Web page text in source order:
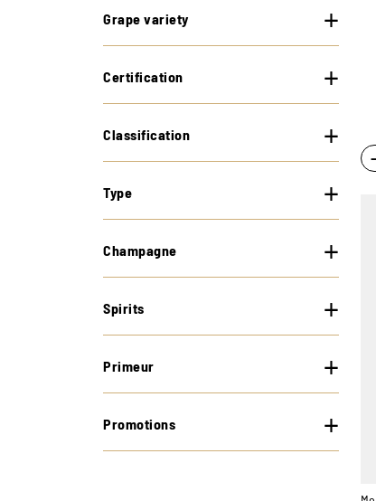
Grape variety
Certification
Classification
Type
Champagne
Spirits
Primeur
Promotions